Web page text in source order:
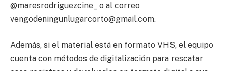
@maresrodriguezcine_ o al correo
vengodeningunlugarcorto@gmail.com.
Además, si el material está en formato VHS, el equipo
cuenta con métodos de digitalización para rescatar